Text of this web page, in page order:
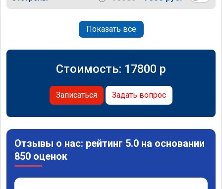
Показать все
Стоимость: 17800 p
Записаться Задать вопрос
Отзывы о нас: рейтинг 5.0 на основании
850 оценок